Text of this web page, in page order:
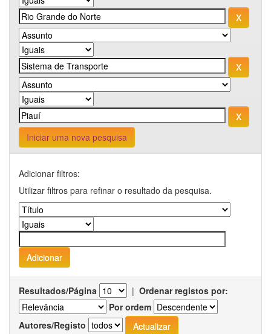
Iniciar uma nova pesquisa
Adicionar filtros:
Utilizar filtros para refinar o resultado da pesquisa.
Resultados/Página | Ordenar registos por:
Por ordem
Autores/Registo